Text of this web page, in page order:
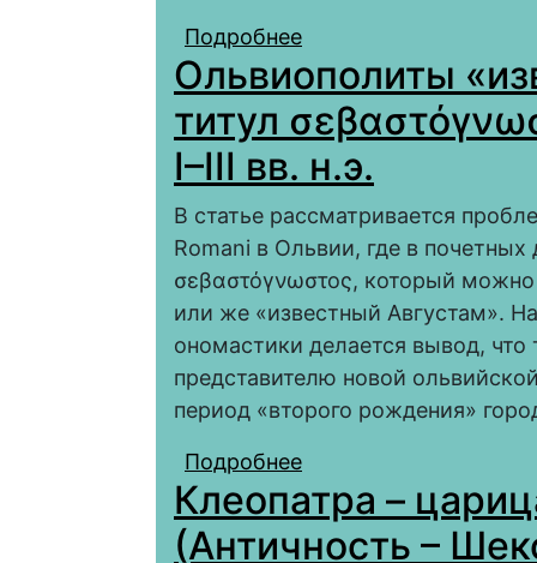
Подробнее
против Марка
Ольвиополиты
титул
I–III вв. н.э.
В статье рассматривается
Romani в Ольвии, где в почетных
σεβαστόγνωστος, который
или же «известный Августам».
ономастики делается вывод,
представителю новой
период «второго рождения»
Подробнее
надписях Ольвии I–III
Клеопатра –
(Античность –